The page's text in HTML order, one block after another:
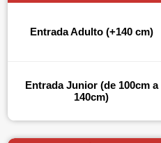
Entrada Adulto (+140 cm)
Entrada Junior (de 100cm a
140cm)